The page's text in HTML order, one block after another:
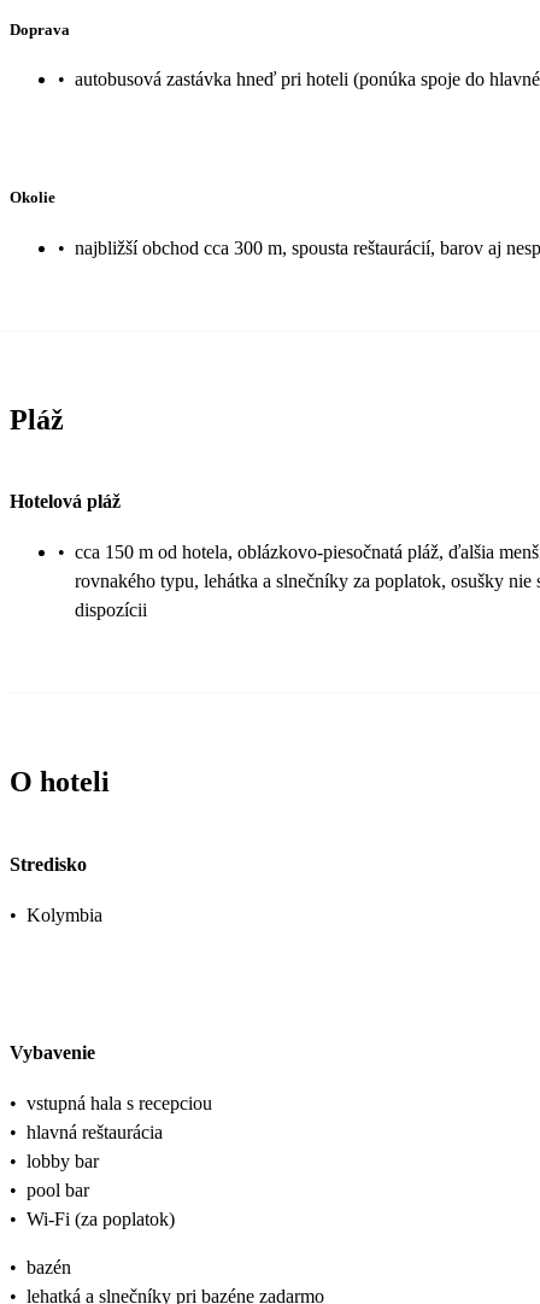
Doprava
• autobusová zastávka hneď pri hoteli (ponúka spoje do
Okolie
• najbližší obchod cca 300 m, spousta reštaurácií, barov aj
Pláž
Hotelová pláž
• cca 150 m od hotela, oblázkovo-piesočnatá pláž, ďalšia
rovnakého typu, lehátka a slnečníky za poplatok, osušky nie
dispozícii
O hoteli
Stredisko
• Kolymbia
Vybavenie
• vstupná hala s recepciou
• hlavná reštaurácia
• lobby bar
• pool bar
• Wi-Fi (za poplatok)
• bazén
• lehatká a slnečníky pri bazéne zadarmo